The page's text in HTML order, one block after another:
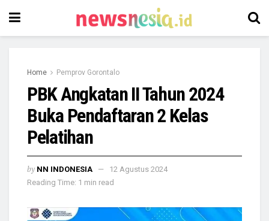
Home Pemprov Gorontalo
PBK Angkatan II Tahun 2024
Buka Pendaftaran 2 Kelas
Pelatihan
by NN INDONESIA
12 Agustus 2024
Reading Time: 1 min read